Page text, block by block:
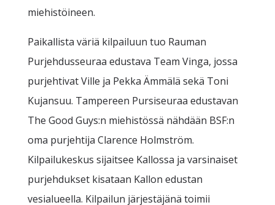
miehistöineen.
Paikallista väriä kilpailuun tuo Rauman
Purjehdusseuraa edustava Team Vinga, jossa
purjehtivat Ville ja Pekka Ämmälä sekä Toni
Kujansuu. Tampereen Pursiseuraa edustavan
The Good Guys:n miehistössä nähdään BSF:n
oma purjehtija Clarence Holmström.
Kilpailukeskus sijaitsee Kallossa ja varsinaiset
purjehdukset kisataan Kallon edustan
vesialueella. Kilpailun järjestäjänä toimii